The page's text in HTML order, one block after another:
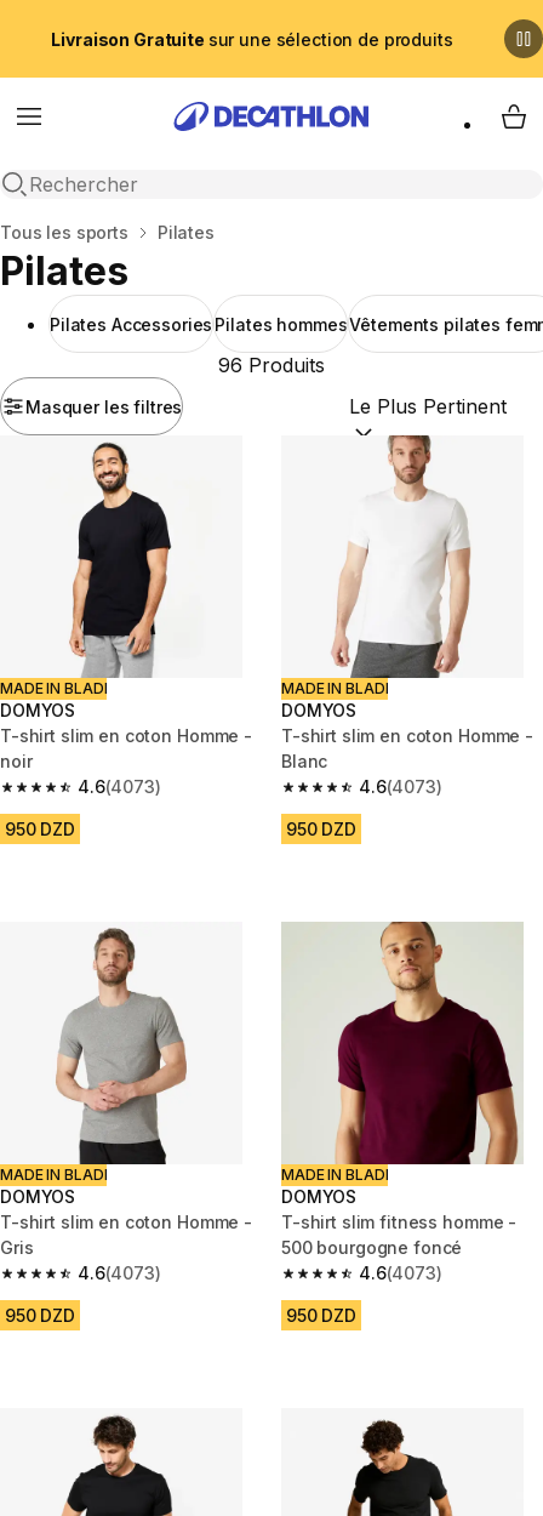
Livraison Gratuite sur une sélection de produits
Menu
Recherche ouverte
My
Accueil
Tous les sports Pilates
Pilates
Pilates Accessories Pilates hommesVêtements pilates
Masquer les filtres
96 Produits
Trier par :(optional)
MADE IN BLADI
DOMYOS
T-shirt slim en coton Homme -
noir
4.6
4.6 out of 5 stars from 4073 reviews
(4073)
950 DZD
MADE IN BLADI
DOMYOS
T-shirt slim en coton Homme -
Blanc
4.6
4.6 out of 5 stars from 4073
(4073)
950 DZD
MADE IN BLADI
DOMYOS
T-shirt slim en coton Homme -
Gris
4.6
4.6 out of 5 stars from 4073 reviews
(4073)
950 DZD
MADE IN BLADI
DOMYOS
T-shirt slim fitness homme -
500 bourgogne foncé
4.6
4.6 out of 5 stars from 4073
(4073)
950 DZD